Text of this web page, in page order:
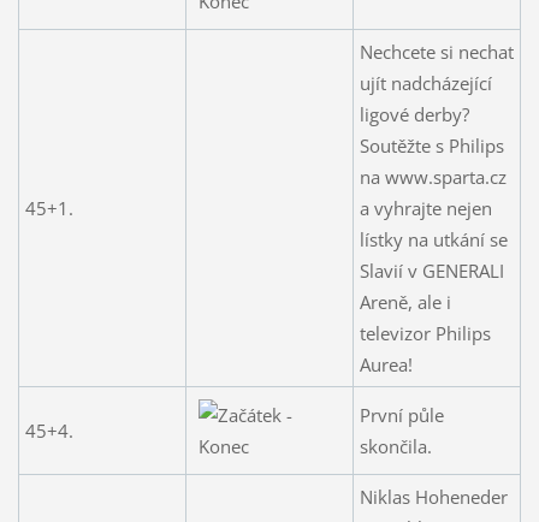
45+1.
Nechcete si nechat
ujít nadcházející
ligové derby?
Soutěžte s Philips
na www.sparta.cz
a vyhrajte nejen
lístky na utkání se
Slavií v GENERALI
Areně, ale i
televizor Philips
Aurea!
45+4.
První půle
skončila.
Niklas Hoheneder